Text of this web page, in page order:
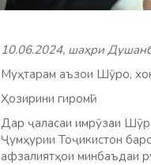
10.06.2024, шаҳри
Муҳтарам аъзои Шӯро,
Ҳозирини гиромӣ!
Дар ҷаласаи имрӯзаи
Ҷумҳурии Тоҷикистон
афзалиятҳои минбаъдаи